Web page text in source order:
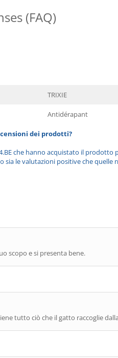
(FAQ)
TRIXIE
Antidérapant
dei prodotti?
che hanno acquistato il
sia le valutazioni positive che quelle
scopo e si presenta bene.
tutto ciò che il gatto raccoglie